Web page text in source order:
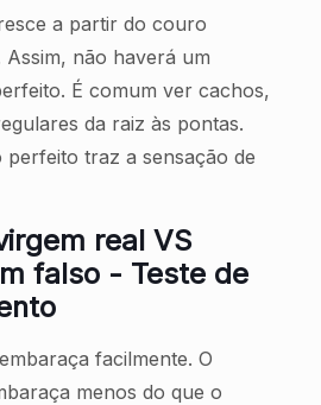
a partir do couro
não haverá um
É comum ver cachos,
da raiz às pontas.
traz a sensação de
real VS
falso - Teste de
facilmente. O
menos do que o